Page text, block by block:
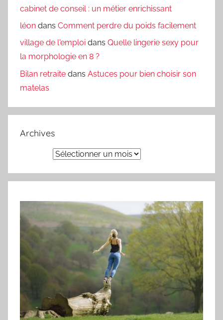
cabinet de conseil : un métier enrichissant
léon dans Comment perdre du poids facilement
village de l'emploi dans Quelle lingerie sexy pour
la morphologie en 8 ?
Bilan retraite dans Astuces pour bien choisir son
matelas
Archives